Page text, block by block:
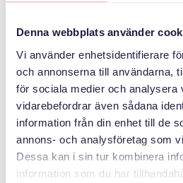
Denna webbplats använder
Vi använder enhetsidentifierare
och annonserna till användarna,
för sociala medier och analysera
vidarebefordrar även sådana
information från din enhet till de
annons- och analysföretag som
Dessa kan i sin tur kombinera
information som du har
КАТЕГОРІЇ